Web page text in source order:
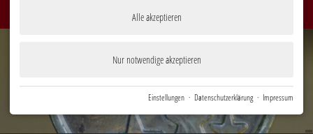
Alle akzeptieren
Nur notwendige akzeptieren
Einstellungen · Datenschutzerklärung · Impressum